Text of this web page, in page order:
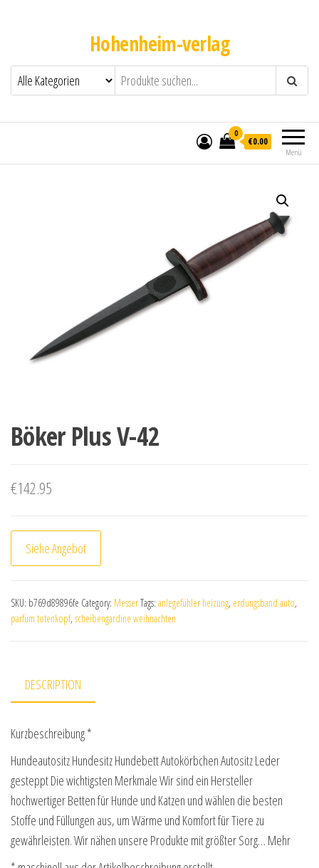
Hohenheim-verlag
Menü
0
€0.00
Böker Plus V-42
€142.95
Siehe Angebot
SKU: b769d89896fe Category: MesserTags: anlegefühler heizung, erdungsband auto,
parfüm totenkopf, scheibengardine weihnachten
DESCRIPTION
Kurzbeschreibung *
Hundeautositz Hundesitz Hundebett Autokörbchen Autositz Leder
gesteppt Die wichtigsten Merkmale Wir sind ein Hersteller
hochwertiger Betten für Hunde und Katzen und wählen die besten
Stoffe und Füllungen aus, um Wärme und Komfort für Tiere zu
gewährleisten. Wir nähen unsere Produkte mit größter Sorg… Mehr